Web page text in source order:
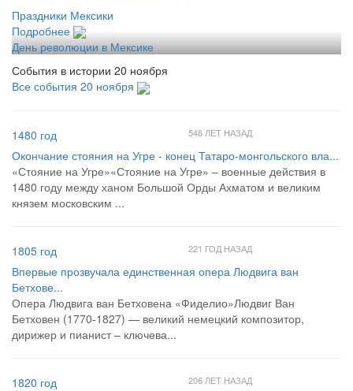
Праздники Мексики
Подробнее
День революции в Мексике
События в истории 20 ноября
Все события 20 ноября
1480 год 546 ЛЕТ НАЗАД
Окончание стояния на Угре - конец Татаро-монгольского вла...
«Стояние на Угре»«Стояние на Угре» – военные действия в
1480 году между ханом Большой Орды Ахматом и великим
князем московским ...
1805 год 221 ГОД НАЗАД
Впервые прозвучала единственная опера Людвига ван
Бетхове...
Опера Людвига ван Бетховена «Фиделио»Людвиг Ван
Бетховен (1770-1827) — великий немецкий композитор,
дирижер и пианист – ключева...
1820 год 206 ЛЕТ НАЗАД